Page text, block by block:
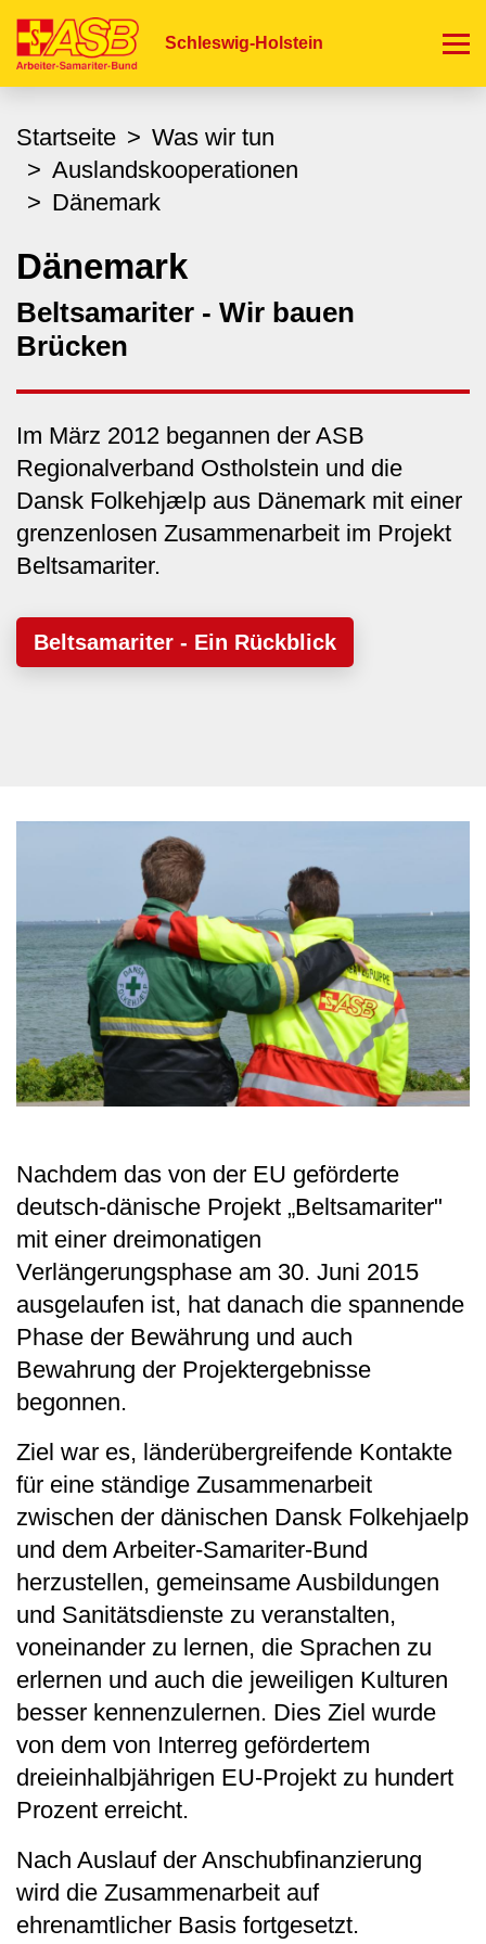
zum
Schleswig-Holstein
Startseite
Was wir tun
Auslandskooperationen
Dänemark
Dänemark
Beltsamariter - Wir bauen
Brücken
Im März 2012 begannen der ASB
Regionalverband Ostholstein und die
Dansk Folkehjælp aus Dänemark mit einer
grenzenlosen Zusammenarbeit im Projekt
Beltsamariter.
Beltsamariter - Ein Rückblick
Nachdem das von der EU geförderte
deutsch-dänische Projekt „Beltsamariter"
mit einer dreimonatigen
Verlängerungsphase am 30. Juni 2015
ausgelaufen ist, hat danach die spannende
Phase der Bewährung und auch
Bewahrung der Projektergebnisse
begonnen.
Ziel war es, länderübergreifende Kontakte
für eine ständige Zusammenarbeit
zwischen der dänischen Dansk Folkehjaelp
und dem Arbeiter-Samariter-Bund
herzustellen, gemeinsame Ausbildungen
und Sanitätsdienste zu veranstalten,
voneinander zu lernen, die Sprachen zu
erlernen und auch die jeweiligen Kulturen
besser kennenzulernen. Dies Ziel wurde
von dem von Interreg gefördertem
dreieinhalbjährigen EU-Projekt zu hundert
Prozent erreicht.
Nach Auslauf der Anschubfinanzierung
wird die Zusammenarbeit auf
ehrenamtlicher Basis fortgesetzt.